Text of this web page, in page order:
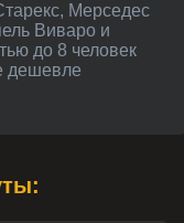
Мерседес
Виваро и
до 8 человек
дешевле